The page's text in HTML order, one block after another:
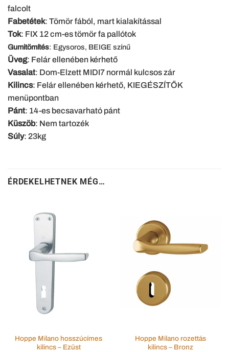
falcolt
Fabetétek: Tömör fából, mart kialakítással
Tok: FIX 12 cm-es tömör fa pallótok
Gumitömítés: Egysoros, BEIGE színű
Üveg: Felár ellenében kérhető
Vasalat: Dom-Elzett MIDI7 normál kulcsos zár
Kilincs: Felár ellenében kérhető, KIEGÉSZÍTŐK
menüpontban
Pánt: 14-es becsavarható pánt
Küszöb: Nem tartozék
Súly: 23kg
ÉRDEKELHETNEK MÉG…
Hoppe Milano hosszúcímes
kilincs – Ezüst
Hoppe Milano rozettás
kilincs – Bronz